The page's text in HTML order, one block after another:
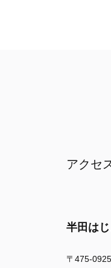
アクセ
半田は
〒475-0925